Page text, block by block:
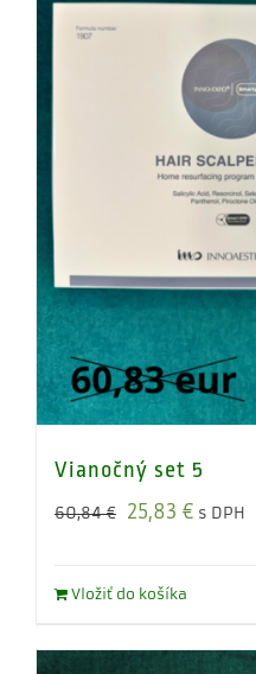
Vianočný set 5
60,84€ Original
was:
25,83 €Current
s DPH
Vložiť do košíka